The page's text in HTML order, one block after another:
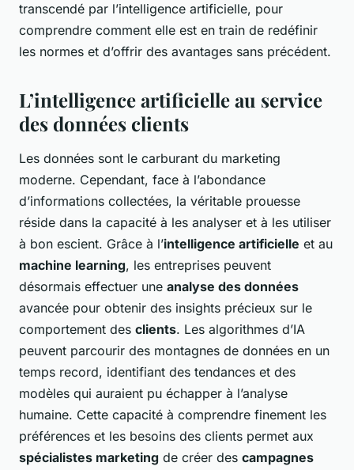
transcendé par l’intelligence artificielle, pour
comprendre comment elle est en train de redéfinir
les normes et d’offrir des avantages sans précédent.
L’intelligence artificielle au service
des données clients
Les données sont le carburant du marketing
moderne. Cependant, face à l’abondance
d’informations collectées, la véritable prouesse
réside dans la capacité à les analyser et à les utiliser
à bon escient. Grâce à l’intelligence artificielle et au
machine learning, les entreprises peuvent
désormais effectuer une analyse des données
avancée pour obtenir des insights précieux sur le
comportement des clients. Les algorithmes d’IA
peuvent parcourir des montagnes de données en un
temps record, identifiant des tendances et des
modèles qui auraient pu échapper à l’analyse
humaine. Cette capacité à comprendre finement les
préférences et les besoins des clients permet aux
spécialistes marketing de créer des campagnes